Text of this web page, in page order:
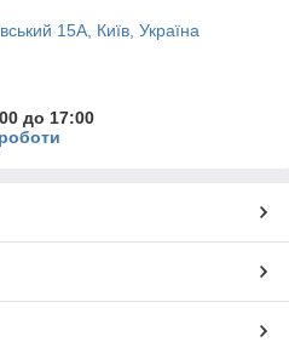
15А, Київ, Україна
до 17:00